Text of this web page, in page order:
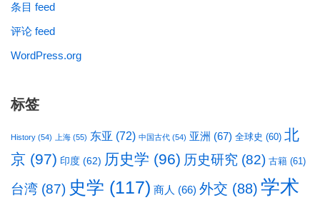
条目 feed
评论 feed
WordPress.org
标签
History (54) 上海 (55) 东亚 (72) 中国古代 (54) 亚洲 (67) 全球史 (60) 北
京 (97) 印度 (62) 历史学 (96) 历史研究 (82) 古籍 (61)
台湾 (87) 史学 (117) 商人 (66) 外交 (88) 学术